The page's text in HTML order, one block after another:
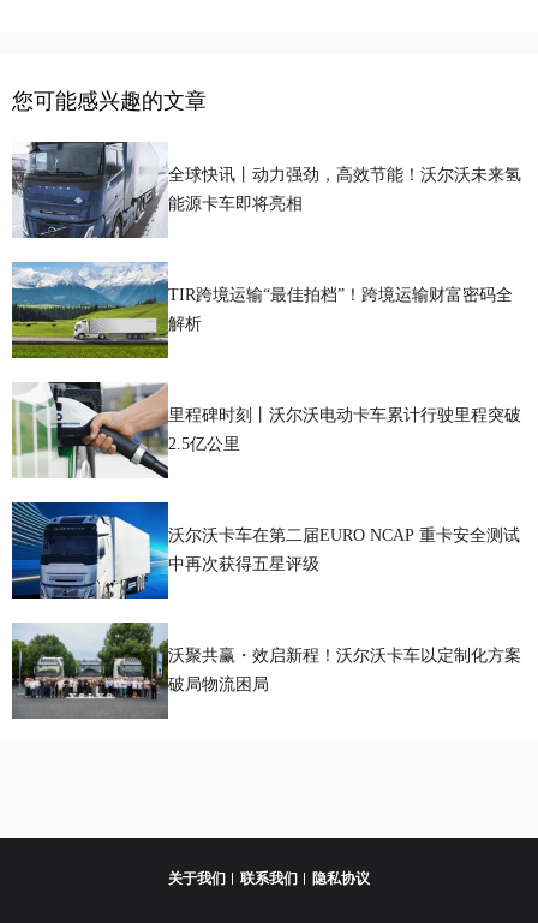
您可能感兴趣的文章
全球快讯丨动力强劲，高效节能！沃尔沃未来氢
能源卡车即将亮相
TIR跨境运输“最佳拍档”！跨境运输财富密码全
解析
里程碑时刻丨沃尔沃电动卡车累计行驶里程突破
2.5亿公里
沃尔沃卡车在第二届EURO NCAP 重卡安全测试
中再次获得五星评级
沃聚共赢・效启新程！沃尔沃卡车以定制化方案
破局物流困局
关于我们 联系我们 隐私协议